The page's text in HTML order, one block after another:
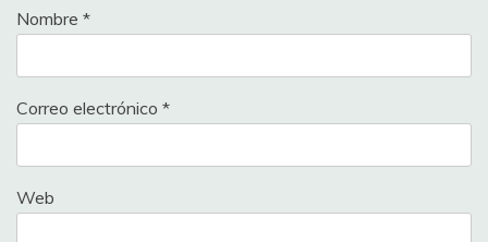
Nombre *
Correo electrónico *
Web